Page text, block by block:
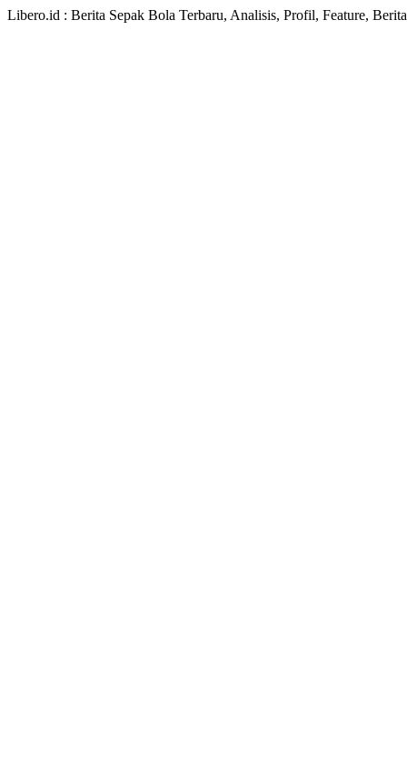
Libero.id : Berita Sepak Bola Terbaru, Analisis, Profil, Feature,